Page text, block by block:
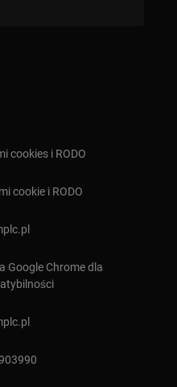
cookies i RODO
cookie i RODO
Google Chrome dla